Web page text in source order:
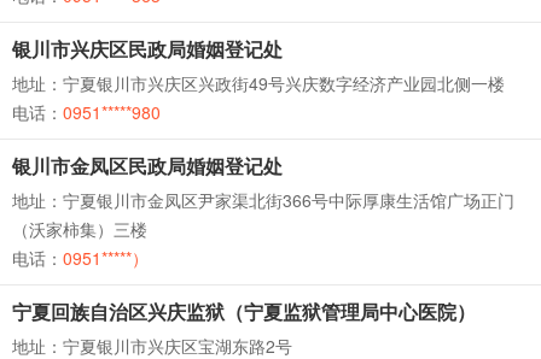
银川市兴庆区民政局婚姻登记处
地址：宁夏银川市兴庆区兴政街49号兴庆数字经济产业园北侧一楼
电话： 0951*****980
银川市金凤区民政局婚姻登记处
地址：宁夏银川市金凤区尹家渠北街366号中际厚康生活馆广场正门
（沃家柿集）三楼
电话： 0951*****）
宁夏回族自治区兴庆监狱（宁夏监狱管理局中心医院）
地址：宁夏银川市兴庆区宝湖东路2号